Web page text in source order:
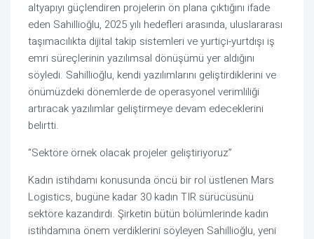
altyapıyı güçlendiren projelerin ön plana çıktığını ifade
eden Sahillioğlu, 2025 yılı hedefleri arasında, uluslararası
taşımacılıkta dijital takip sistemleri ve yurtiçi-yurtdışı iş
emri süreçlerinin yazılımsal dönüşümü yer aldığını
söyledi. Sahillioğlu, kendi yazılımlarını geliştirdiklerini ve
önümüzdeki dönemlerde de operasyonel verimliliği
artıracak yazılımlar geliştirmeye devam edeceklerini
belirtti.
“Sektöre örnek olacak projeler geliştiriyoruz”
Kadın istihdamı konusunda öncü bir rol üstlenen Mars
Logistics, bugüne kadar 30 kadın TIR sürücüsünü
sektöre kazandırdı. Şirketin bütün bölümlerinde kadın
istihdamına önem verdiklerini söyleyen Sahillioğlu, yeni